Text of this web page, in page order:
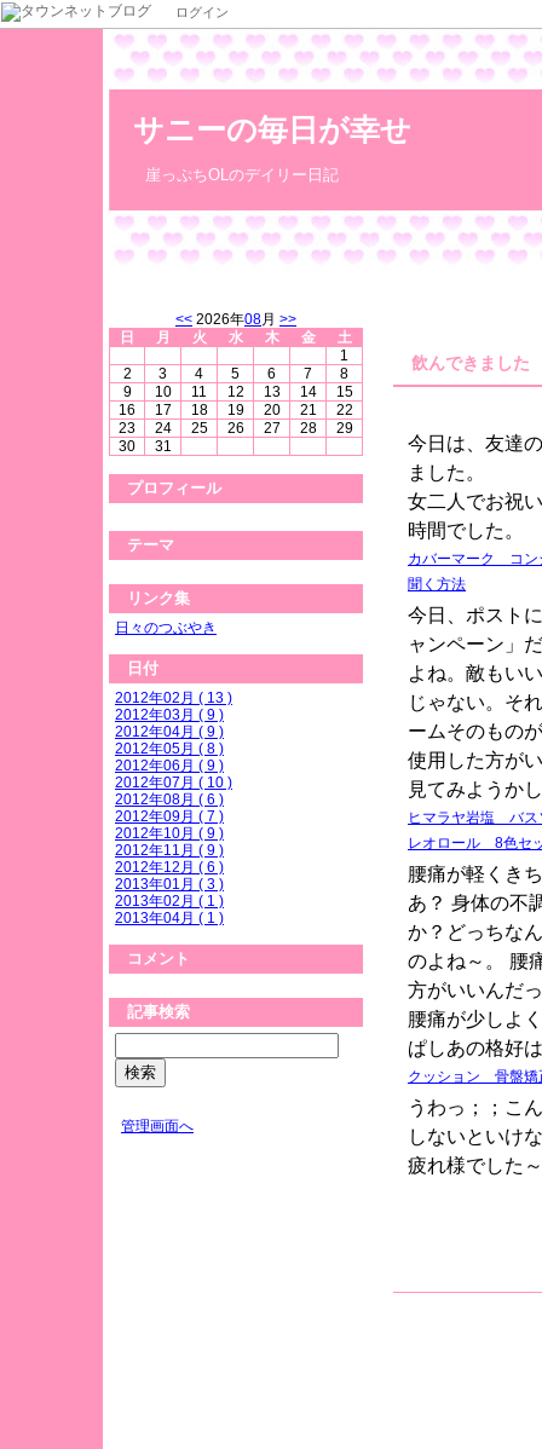
ログイン
サニーの毎日が幸せ
崖っぷちOLのデイリー日記
飲んできました
今日は、友達
ました。
女二人でお祝
時間でした。
カバーマーク コン
聞く方法
今日、ポスト
ャンペーン」
よね。敵もい
じゃない。そ
ームそのもの
使用した方が
見てみようか
ヒマラヤ岩塩 バス
レオロール 8色セ
腰痛が軽くき
あ？ 身体の不
か？どっちな
のよね～。 腰
方がいいんだ
腰痛が少しよ
ぱしあの格好
クッション 骨盤矯
うわっ；；こ
しないといけ
疲れ様でした
<< 2026年08月 >>
日
月 火 水 木 金
土
1
2
3 4 5 6 7
8
9
10 11 12 13 14
15
16
17 18 19 20 21
22
23
24 25 26 27 28
29
30
31
プロフィール
テーマ
リンク集
日々のつぶやき
日付
2012年02月 ( 13 )
2012年03月 ( 9 )
2012年04月 ( 9 )
2012年05月 ( 8 )
2012年06月 ( 9 )
2012年07月 ( 10 )
2012年08月 ( 6 )
2012年09月 ( 7 )
2012年10月 ( 9 )
2012年11月 ( 9 )
2012年12月 ( 6 )
2013年01月 ( 3 )
2013年02月 ( 1 )
2013年04月 ( 1 )
コメント
記事検索
管理画面へ